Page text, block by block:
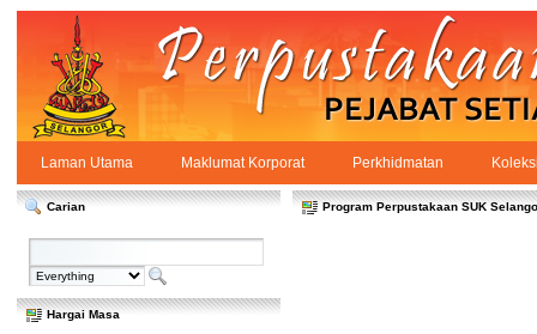
Skip to Content
PPSUKSEL
Laman Utama
Laman Utama Maklumat Korporat Perkhidmatan
Carian
Hargai Masa
Program Perpustakaan SUK